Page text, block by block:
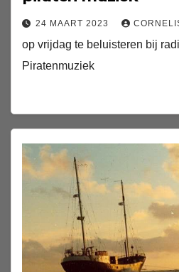
24 MAART 2023
op vrijdag te beluisteren bij
Piratenmuziek